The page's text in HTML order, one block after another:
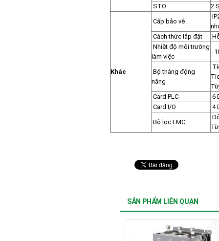
STO
2
Khác
Cấp bảo vệ
Cách thức lắp đặt
Nhiệt độ môi trường
làm việc
-
Bộ thắng động
năng
Card PLC
6
Card I/O
4
Bộ lọc EMC
SẢN PHẨM LIÊN QUAN